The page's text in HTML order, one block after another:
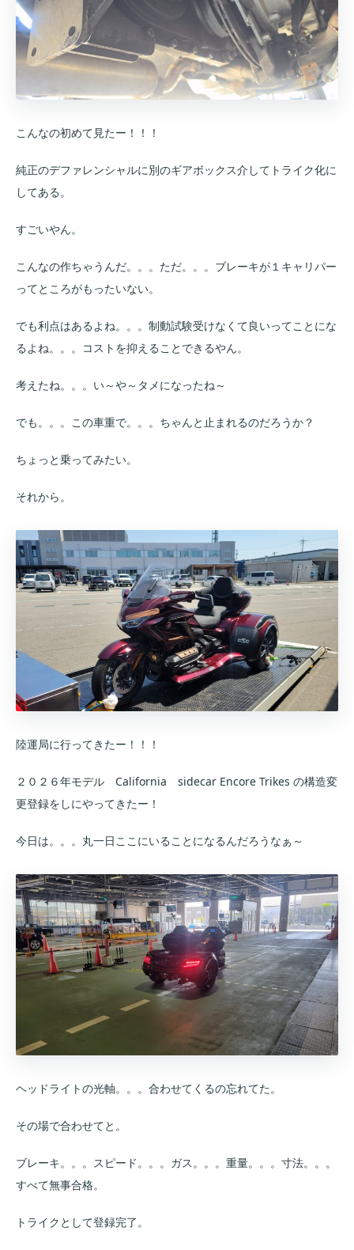
こんなの初めて見たー！！！
純正のデファレンシャルに別のギアボックス介してトライク化に
してある。
すごいやん。
こんなの作ちゃうんだ。。。ただ。。。ブレーキが１キャリパー
ってところがもったいない。
でも利点はあるよね。。。制動試験受けなくて良いってことにな
るよね。。。コストを抑えることできるやん。
考えたね。。。い～や～タメになったね～
でも。。。この車重で。。。ちゃんと止まれるのだろうか？
ちょっと乗ってみたい。
それから。
陸運局に行ってきたー！！！
２０２６年モデル California sidecar Encore Trikes の構造変
更登録をしにやってきたー！
今日は。。。丸一日ここにいることになるんだろうなぁ～
ヘッドライトの光軸。。。合わせてくるの忘れてた。
その場で合わせてと。
ブレーキ。。。スピード。。。ガス。。。重量。。。寸法。。。
すべて無事合格。
トライクとして登録完了。